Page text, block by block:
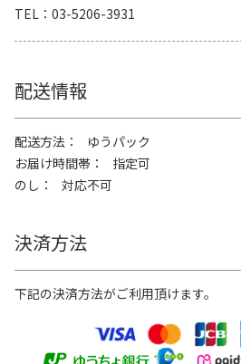
TEL
03-5206-3931
配送情報
配送方法
ゆうパック
お届け時間帯
指定可
のし
対応不可
決済方法
下記の決済方法がご利用頂けます。